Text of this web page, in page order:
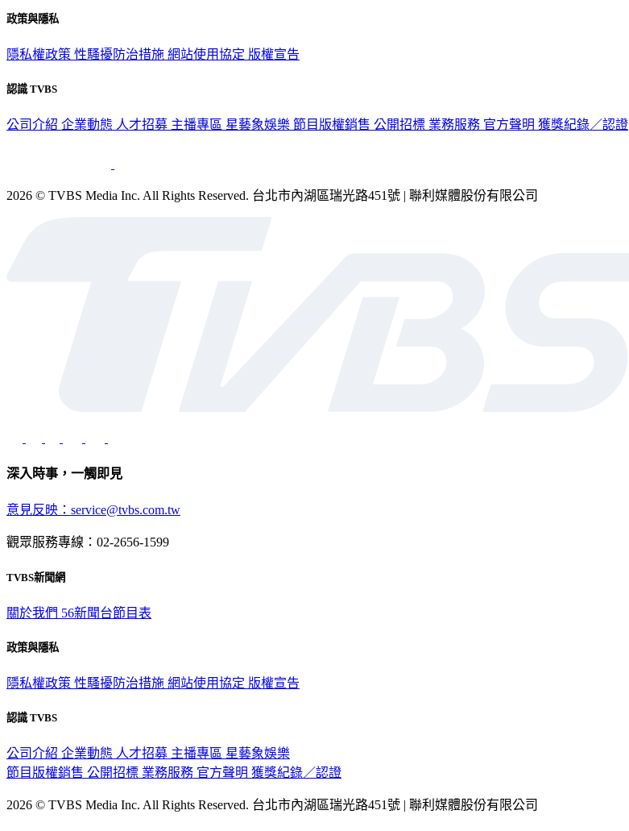
政策與隱私
隱私權政策 性騷擾防治措施 網站使用協定 版權宣告
認識 TVBS
公司介紹 企業動態 人才招募 主播專區 星藝象娛樂 節目版權銷售 公開招標 業務服務 官方聲明 獲獎紀錄／認證
2026 © TVBS Media Inc. All Rights Reserved. 台北市內湖區瑞光路451號 | 聯利媒體股份有限公司
深入時事，一觸即見
意見反映：service@tvbs.com.tw
觀眾服務專線：02-2656-1599
TVBS新聞網
關於我們 56新聞台節目表
政策與隱私
隱私權政策 性騷擾防治措施 網站使用協定 版權宣告
認識 TVBS
公司介紹 企業動態 人才招募 主播專區 星藝象娛樂
節目版權銷售 公開招標 業務服務 官方聲明 獲獎紀錄／認證
2026 © TVBS Media Inc. All Rights Reserved. 台北市內湖區瑞光路451號 | 聯利媒體股份有限公司